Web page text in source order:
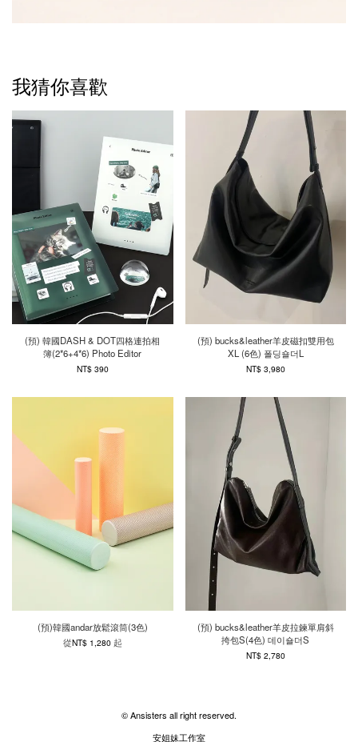
我猜你喜歡
(預) 韓國DASH & DOT四格連拍相
簿(2*6+4*6) Photo Editor
NT$ 390
(預) bucks&leather羊皮磁扣雙用包
XL (6色) 폴딩숄더L
NT$ 3,980
(預)韓國andar放鬆滾筒(3色)
從NT$ 1,280 起
(預) bucks&leather羊皮拉鍊單肩斜
挎包S(4色) 데이숄더S
NT$ 2,780
© Ansisters all right reserved.
安姐妹工作室